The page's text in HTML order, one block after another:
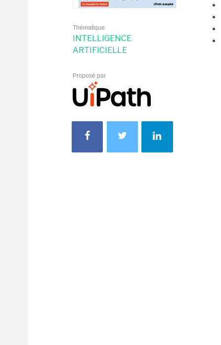
Thématique
INTELLIGENCE
ARTIFICIELLE
Proposé par